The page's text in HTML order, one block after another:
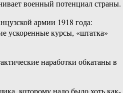
военный потенциал страны.
армии 1918 года:
ускоренные курсы, «штатка»
наработки обкатаны в